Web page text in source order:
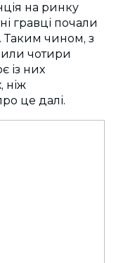
на ринку
гравці почали
Таким чином, з
чотири
із них
ніж
це далі.